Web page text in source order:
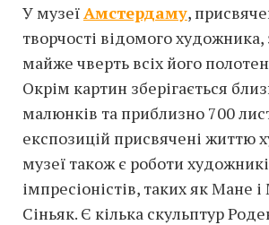
У музеїАмстердаму,
творчості відомого художника,
майже чверть всіх його полотен
Окрім картин зберігається
малюнків та приблизно 700
експозицій присвячені життю
музеї також є роботи
імпресіоністів, таких як Мане
Сіньяк. Є кілька скульптур